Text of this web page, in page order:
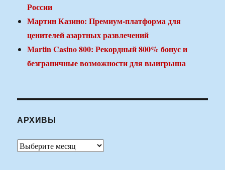
России
Мартин Казино: Премиум-платформа для
ценителей азартных развлечений
Martin Casino 800: Рекордный 800% бонус и
безграничные возможности для выигрыша
АРХИВЫ
Архивы